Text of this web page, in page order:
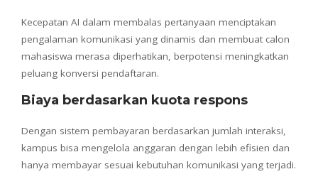
Kecepatan AI dalam membalas pertanyaan menciptakan
pengalaman komunikasi yang dinamis dan membuat calon
mahasiswa merasa diperhatikan, berpotensi meningkatkan
peluang konversi pendaftaran.
Biaya berdasarkan kuota respons
Dengan sistem pembayaran berdasarkan jumlah interaksi,
kampus bisa mengelola anggaran dengan lebih efisien dan
hanya membayar sesuai kebutuhan komunikasi yang terjadi.